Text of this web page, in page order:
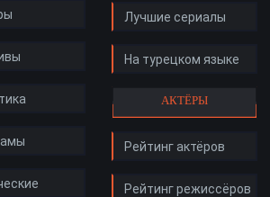
Лучшие сериалы
На турецком языке
АКТЁРЫ
Рейтинг актёров
Рейтинг режиссёров